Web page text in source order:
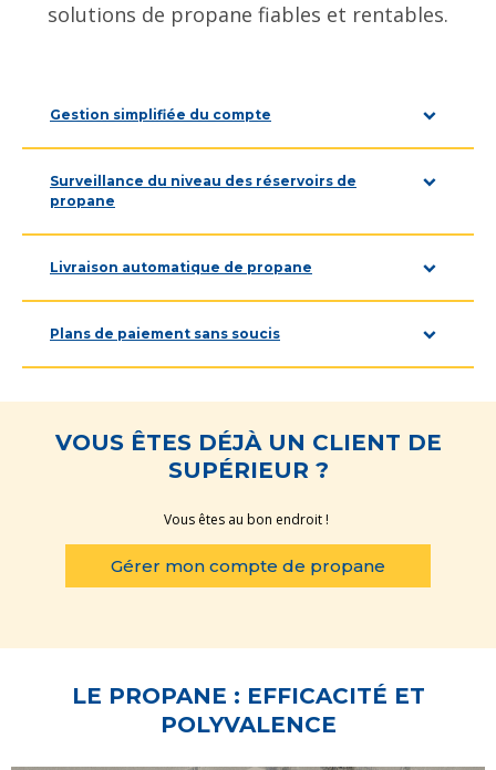
solutions de propane fiables et rentables.
Gestion simplifiée du compte
Surveillance du niveau des réservoirs de
propane
Livraison automatique de propane
Plans de paiement sans soucis
VOUS ÊTES DÉJÀ UN CLIENT DE
SUPÉRIEUR ?
Vous êtes au bon endroit !
Gérer mon compte de propane
LE PROPANE : EFFICACITÉ ET
POLYVALENCE